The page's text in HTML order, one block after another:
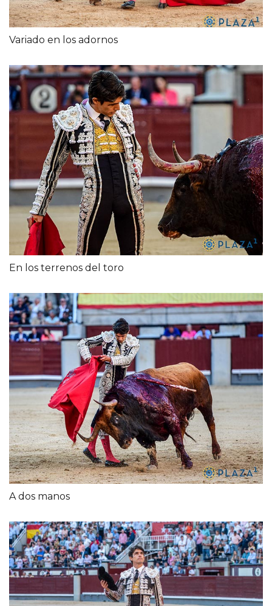
Variado en los adornos
En los terrenos del toro
A dos manos